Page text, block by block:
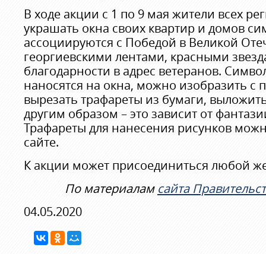
В ходе акции с 1 по 9 мая жители всех
украшать окна своих квартир и домов
ассоциируются с Победой в Великой
георгиевскими лентами, красными
благодарности в адрес ветеранов.
наносятся на окна, можно изобразить с
вырезать трафареты из бумаги,
другим образом – это зависит от
Трафареты для нанесения рисунков
сайте.
К акции может присоединиться любой
По материалам сайта
04.05.2020